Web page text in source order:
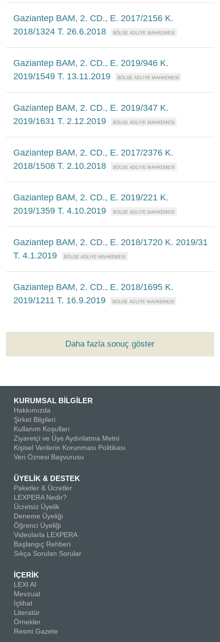
Gaziantep BAM, 2. CD., E. 2017/2156 K.
2018/1324 T. 26.6.2018
Gaziantep BAM, 2. CD., E. 2019/946 K.
2019/1549 T. 13.11.2019
Gaziantep BAM, 2. CD., E. 2019/347 K.
2019/1631 T. 2.12.2019
Gaziantep BAM, 2. CD., E. 2017/2376 K.
2018/1508 T. 2.10.2018
Gaziantep BAM, 2. CD., E. 2019/221 K.
2019/1359 T. 4.10.2019
Gaziantep BAM, 2. CD., E. 2018/1720 K. 2019/31
T. 4.1.2019
Gaziantep BAM, 2. CD., E. 2018/1695 K.
2019/1211 T. 16.9.2019
Daha fazla sonuç göster
KURUMSAL BİLGİLER
Hakkımızda
Şirket Bilgileri
Kullanım Koşulları
Ziyaretçi ve Üye Aydınlatma Metni
Kişisel Verilerin Korunması Politikası
Veri Öznesi Başvurusu
ÜYELİK & DESTEK
Paketler & Ücretler
LEXPERA Nedir?
Ücretsiz Üyelik
Deneme Üyeliği
Öğrenci Üyeliği
Videolarla LEXPERA
Başlangıç Rehberi
Sıkça Sorulan Sorular
İÇERİK
LEXI AI
Mevzuat
İçtihat
Literatür
Örnekler
Resmi Gazete